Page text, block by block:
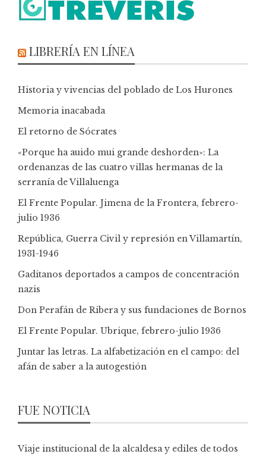
LIBRERÍA EN LÍNEA
Historia y vivencias del poblado de Los Hurones
Memoria inacabada
El retorno de Sócrates
«Porque ha auido mui grande deshorden»: La
ordenanzas de las cuatro villas hermanas de la
serranía de Villaluenga
El Frente Popular. Jimena de la Frontera, febrero-
julio 1936
República, Guerra Civil y represión en Villamartín,
1931-1946
Gaditanos deportados a campos de concentración
nazis
Don Perafán de Ribera y sus fundaciones de Bornos
El Frente Popular. Ubrique, febrero-julio 1936
Juntar las letras. La alfabetización en el campo: del
afán de saber a la autogestión
FUE NOTICIA
Viaje institucional de la alcaldesa y ediles de todos